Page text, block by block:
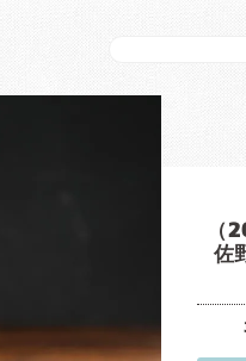
（
佐